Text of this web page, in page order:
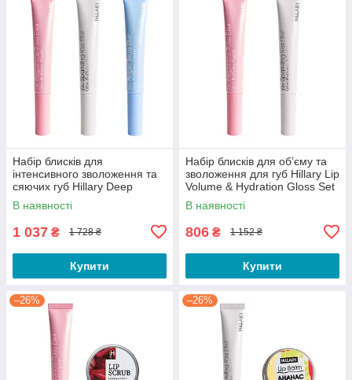
Набір блисків для
інтенсивного зволоження та
сяючих губ Hillary Deep
Hydration & Radiance Lip Trio
В наявності
1 037 ₴ 1 728 ₴
Купити
Набір блисків для об’єму та
зволоження для губ Hillary Lip
Volume & Hydration Gloss Set
В наявності
806 ₴ 1 152 ₴
Купити
–26% –26%